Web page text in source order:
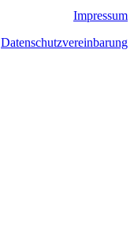
Impressum
Datenschutzvereinbarung